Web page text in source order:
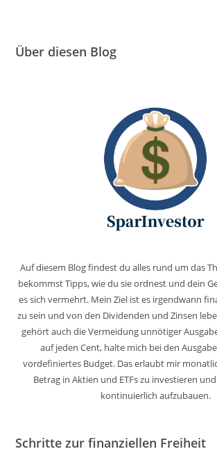
Über diesen Blog
Auf diesem Blog findest du alles rund um das
bekommst Tipps, wie du sie ordnest und dein
es sich vermehrt. Mein Ziel ist es irgendwann
zu sein und von den Dividenden und Zinsen
gehört auch die Vermeidung unnötiger
auf jeden Cent, halte mich bei den
vordefiniertes Budget. Das erlaubt mir
Betrag in Aktien und ETFs zu investieren
kontinuierlich aufzubauen.
Schritte zur finanziellen Freiheit